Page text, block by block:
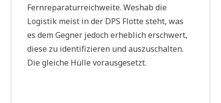
Fernreparaturreichweite. Weshab die
Logistik meist in der DPS Flotte steht, was
es dem Gegner jedoch erheblich erschwert,
diese zu identifizieren und auszuschalten.
Die gleiche Hülle vorausgesetzt.